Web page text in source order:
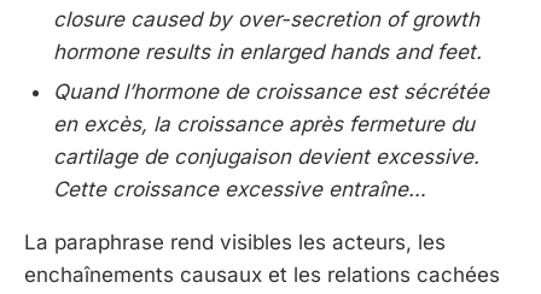
closure caused by over-secretion of growth
hormone results in enlarged hands and feet.
Quand l’hormone de croissance est sécrétée
en excès, la croissance après fermeture du
cartilage de conjugaison devient excessive.
Cette croissance excessive entraîne…
La paraphrase rend visibles les acteurs, les
enchaînements causaux et les relations cachées